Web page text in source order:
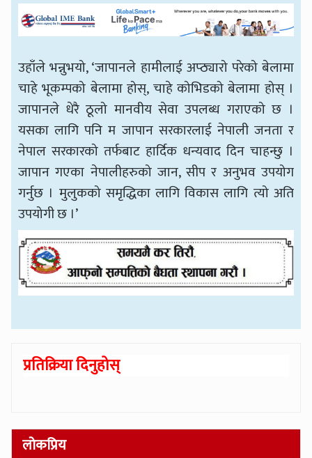
उहाँले भन्नुभयो, ‘जापानले हामीलाई अप्ठ्यारो परेको बेलामा
चाहे भूकम्पको बेलामा होस्, चाहे कोभिडको बेलामा होस् ।
जापानले धेरै ठूलो मानवीय सेवा उपलब्ध गराएको छ ।
यसका लागि पनि म जापान सरकारलाई नेपाली जनता र
नेपाल सरकारको तर्फबाट हार्दिक धन्यवाद दिन चाहन्छु ।
जापान गएका नेपालीहरुको जान, सीप र अनुभव उपयोग
गर्नुछ । मुलुकको समृद्धिका लागि विकास लागि त्यो अति
उपयोगी छ ।’
प्रतिक्रिया दिनुहोस्
लोकप्रिय